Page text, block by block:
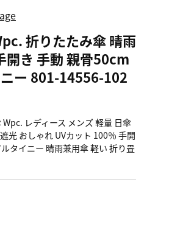
折りたたみ傘 晴雨
開き 手動 親骨50cm
ー 801-14556-102
レディース メンズ 軽量 日傘
光 おしゃれ UVカット 100％ 手開
タイニー 晴雨兼用傘 軽い 折り畳